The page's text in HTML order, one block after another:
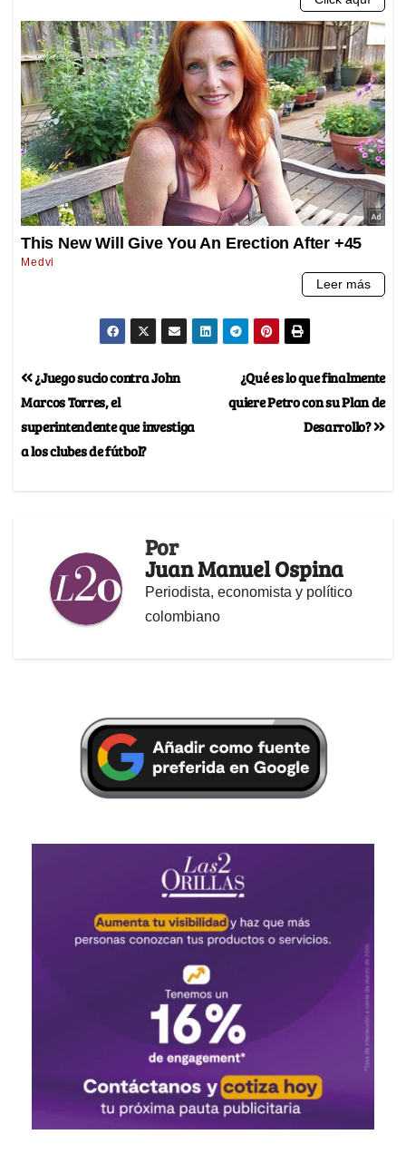
¿Qué es lo que finalmente
quiere Petro con su Plan de
Desarrollo?
¿Juego sucio contra John
Marcos Torres, el
superintendente que investiga
a los clubes de fútbol?
Por
Juan Manuel Ospina
Periodista, economista y político
colombiano